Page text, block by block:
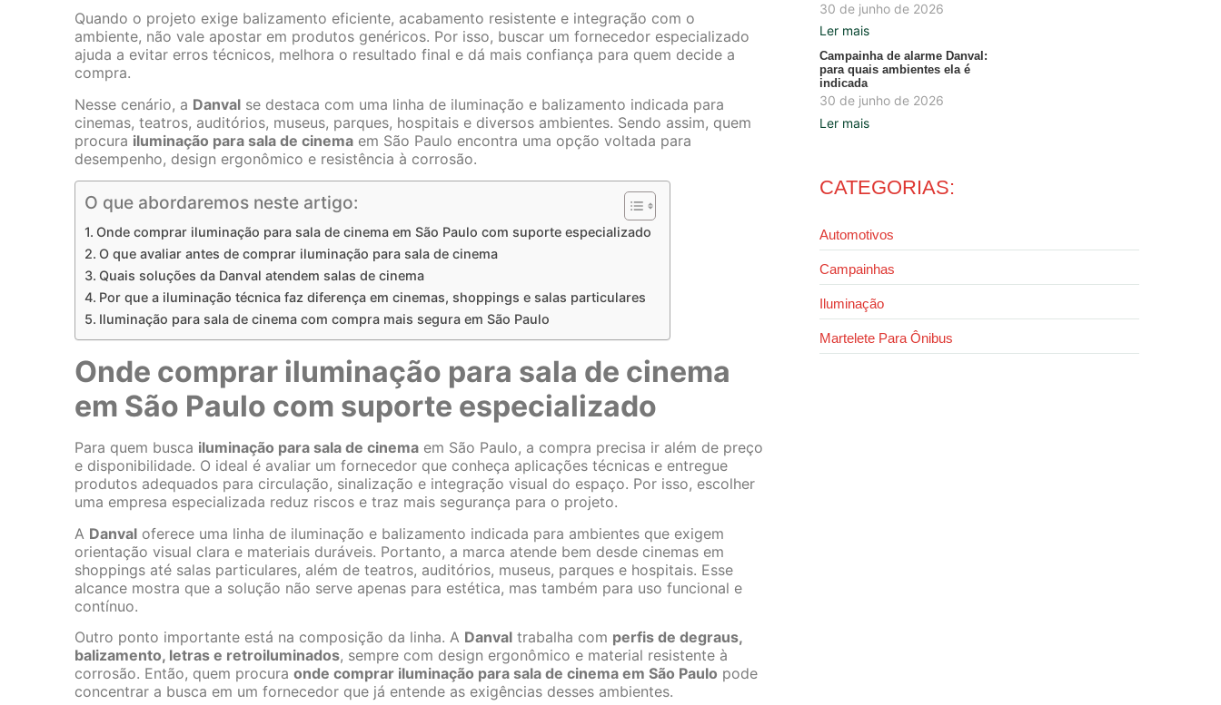
Quando o projeto exige balizamento eficiente, acabamento resistente e integração com o
ambiente, não vale apostar em produtos genéricos. Por isso, buscar um fornecedor especializado
ajuda a evitar erros técnicos, melhora o resultado final e dá mais confiança para quem decide a
compra.
Nesse cenário, a Danval se destaca com uma linha de iluminação e balizamento indicada para
cinemas, teatros, auditórios, museus, parques, hospitais e diversos ambientes. Sendo assim, quem
procura iluminação para sala de cinema em São Paulo encontra uma opção voltada para
desempenho, design ergonômico e resistência à corrosão.
O que abordaremos neste artigo:
Onde comprar iluminação para sala de cinema em São Paulo com suporte especializado
O que avaliar antes de comprar iluminação para sala de cinema
Quais soluções da Danval atendem salas de cinema
Por que a iluminação técnica faz diferença em cinemas, shoppings e salas particulares
Iluminação para sala de cinema com compra mais segura em São Paulo
Onde comprar iluminação para sala de cinema
em São Paulo com suporte especializado
Para quem busca iluminação para sala de cinema em São Paulo, a compra precisa ir além de preço
e disponibilidade. O ideal é avaliar um fornecedor que conheça aplicações técnicas e entregue
produtos adequados para circulação, sinalização e integração visual do espaço. Por isso, escolher
uma empresa especializada reduz riscos e traz mais segurança para o projeto.
A Danval oferece uma linha de iluminação e balizamento indicada para ambientes que exigem
orientação visual clara e materiais duráveis. Portanto, a marca atende bem desde cinemas em
shoppings até salas particulares, além de teatros, auditórios, museus, parques e hospitais. Esse
alcance mostra que a solução não serve apenas para estética, mas também para uso funcional e
contínuo.
Outro ponto importante está na composição da linha. A Danval trabalha com perfis de degraus,
balizamento, letras e retroiluminados, sempre com design ergonômico e material resistente à
corrosão. Então, quem procura onde comprar iluminação para sala de cinema em São Paulo pode
concentrar a busca em um fornecedor que já entende as exigências desses ambientes.
30 de junho de 2026
Ler mais
Campainha de alarme Danval:
para quais ambientes ela é
indicada
30 de junho de 2026
Ler mais
CATEGORIAS:
Automotivos
Campainhas
Iluminação
Martelete Para Ônibus